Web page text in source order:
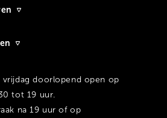
vrijdag doorlopend open op
tot 19 uur.
na 19 uur of op